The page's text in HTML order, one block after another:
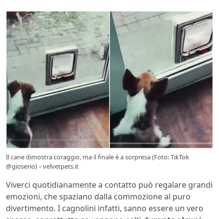
Il cane dimostra coraggio, ma il finale è a sorpresa (Foto: TikTok
@gioserio) – velvetpets.it
Viverci quotidianamente a contatto può regalare grandi
emozioni, che spaziano dalla commozione al puro
divertimento. I cagnolini infatti, sanno essere un vero